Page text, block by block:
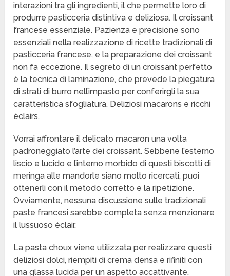
interazioni tra gli ingredienti, il che permette loro di
produrre pasticceria distintiva e deliziosa. Il croissant
francese essenziale. Pazienza e precisione sono
essenziali nella realizzazione di ricette tradizionali di
pasticceria francese, e la preparazione dei croissant
non fa eccezione. Il segreto di un croissant perfetto
è la tecnica di laminazione, che prevede la piegatura
di strati di burro nell’impasto per conferirgli la sua
caratteristica sfogliatura. Deliziosi macarons e ricchi
éclairs.
Vorrai affrontare il delicato macaron una volta
padroneggiato l’arte dei croissant. Sebbene l’esterno
liscio e lucido e l’interno morbido di questi biscotti di
meringa alle mandorle siano molto ricercati, puoi
ottenerli con il metodo corretto e la ripetizione.
Ovviamente, nessuna discussione sulle tradizionali
paste francesi sarebbe completa senza menzionare
il lussuoso éclair.
La pasta choux viene utilizzata per realizzare questi
deliziosi dolci, riempiti di crema densa e rifiniti con
una glassa lucida per un aspetto accattivante.